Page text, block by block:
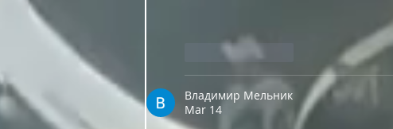
Like
Владимир Мельник
Mar 14